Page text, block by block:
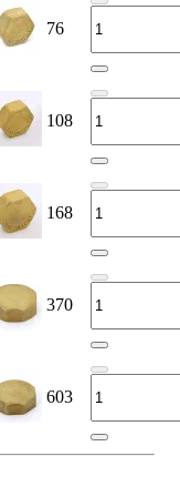
76
108
168
370
603